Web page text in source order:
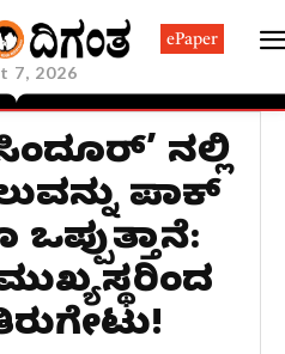
7, 2026
ePaper
ನಲ್ಲಿ
ಪಾಕ್